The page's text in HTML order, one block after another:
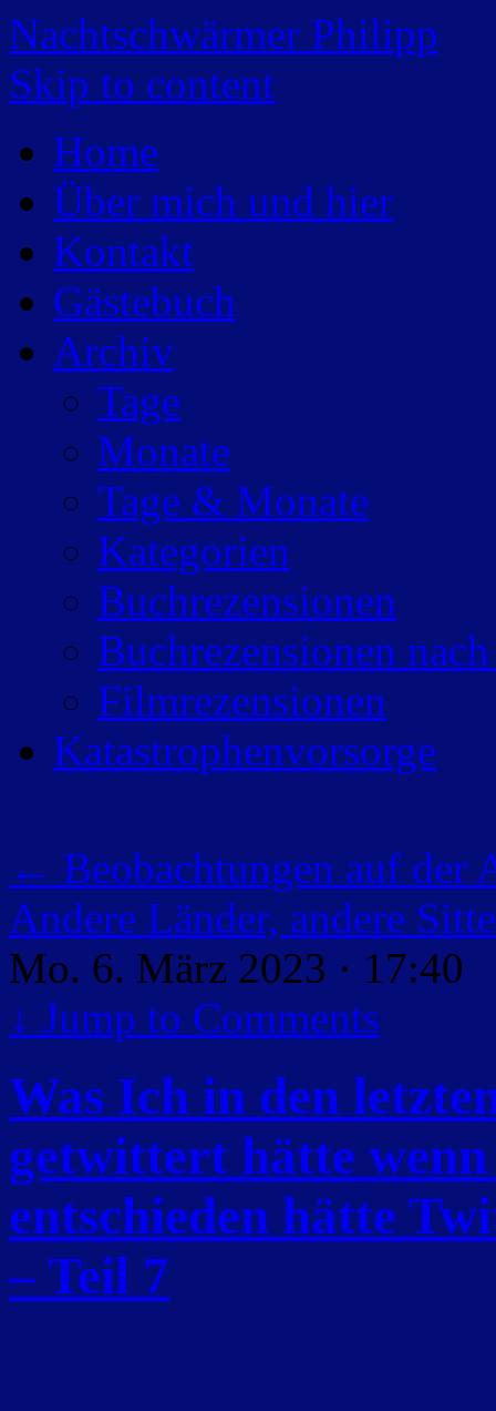
Nachtschwärmer Philipp
Skip to content
Home
Über mich und hier
Kontakt
Gästebuch
Archiv
Tage
Monate
Tage & Monate
Kategorien
Buchrezensionen
Buchrezensionen
Filmrezensionen
Katastrophenvorsorge
← Beobachtungen auf der
Andere Länder, andere
Mo. 6. März 2023 · 17:40
↓ Jump to Comments
Was Ich in den
getwittert hätte
entschieden hätte
– Teil 7